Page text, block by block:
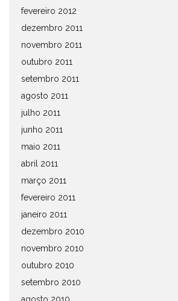
fevereiro 2012
dezembro 2011
novembro 2011
outubro 2011
setembro 2011
agosto 2011
julho 2011
junho 2011
maio 2011
abril 2011
março 2011
fevereiro 2011
janeiro 2011
dezembro 2010
novembro 2010
outubro 2010
setembro 2010